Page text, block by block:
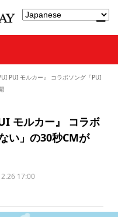
PUI モルカー』 コラボソング「PUI
モルカー』 コラボ
い」の30秒CMが
17:00